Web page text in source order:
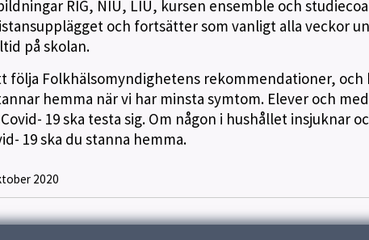
RIG, NIU, LIU, kursen ensemble och
och fortsätter som vanligt alla veckor
på skolan.
följa Folkhälsomyndighetens rekommendationer,
hemma när vi har minsta symtom. Elever och
19 ska testa sig. Om någon i hushållet insjuknar
19 ska du stanna hemma.
2020